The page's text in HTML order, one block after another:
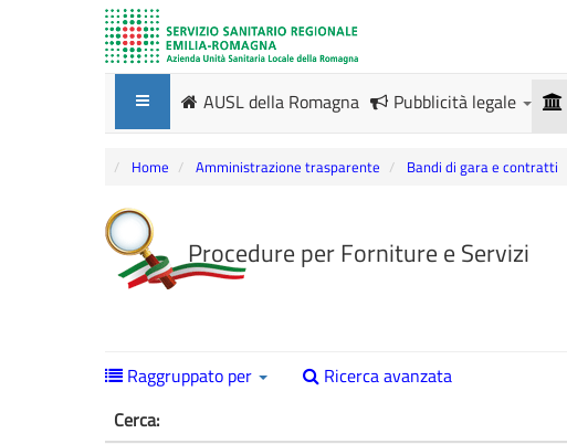
AUSL della Romagna Pubblicità legale
Home Amministrazione trasparente Bandi di gara e contratti
Procedure per Forniture e Servizi
Raggruppato per
Ricerca avanzata
Cerca: